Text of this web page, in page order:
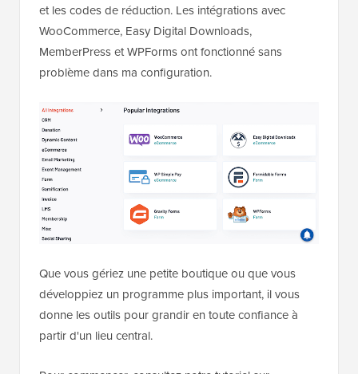
et les codes de réduction. Les intégrations avec
WooCommerce, Easy Digital Downloads,
MemberPress et WPForms ont fonctionné sans
problème dans ma configuration.
Que vous gériez une petite boutique ou que vous
développiez un programme plus important, il vous
donne les outils pour grandir en toute confiance à
partir d'un lieu central.